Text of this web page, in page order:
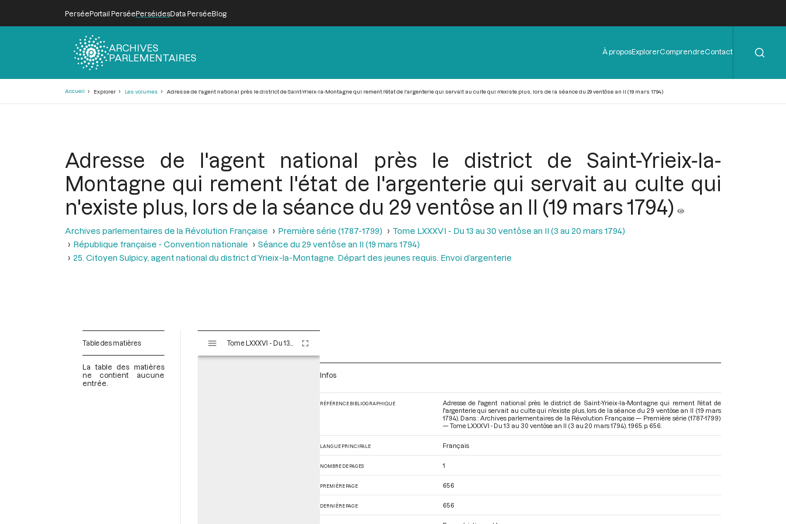
PerséePortail PerséePerséidesData PerséeBlog
ARCHIVES
PARLEMENTAIRES
Menu
de
À proposExplorerComprendreContact
Accueil Explorer Les volumes Adresse de l'agent national près le district de Saint-Yrieix-la-Montagne qui rement l'état de l'argenterie qui servait au culte qui n'existe plus, lors de la séance du 29 ventôse an II (19 mars 1794)
Adresse de l'agent national près le district de Saint-Yrieix-la-
Montagne qui rement l'état de l'argenterie qui servait au culte qui
n'existe plus, lors de la séance du 29 ventôse an II (19 mars 1794)
Archives parlementaires de la Révolution Française Première série (1787-1799)
Tome LXXXVI - Du 13 au 30 ventôse an II (3 au 20 mars 1794)
République française - Convention nationale
Séance du 29 ventôse an II (19 mars 1794)
25. Citoyen Sulpicy, agent national du district d’Yrieix-la-Montagne. Départ des jeunes requis. Envoi d’argenterie
Table des matières
La table des matières
ne contient aucune
entrée.
s
Infos
RÉFÉRENCE BIBLIOGRAPHIQUE
Adresse de l'agent national près le district de Saint-Yrieix-la-Montagne qui rement l'état de
l'argenterie qui servait au culte qui n'existe plus, lors de la séance du 29 ventôse an II (19 mars
1794). Dans : Archives parlementaires de la Révolution Française — Première série (1787-1799)
— Tome LXXXVI - Du 13 au 30 ventôse an II (3 au 20 mars 1794) . 1965. p. 656.
LANGUE PRINCIPALE Français
NOMBRE DE PAGES 1
PREMIÈRE PAGE 656
DERNIÈRE PAGE 656